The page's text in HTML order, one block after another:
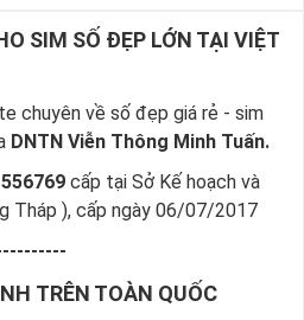
Sim Hợp Mệnh
cung cấp sim phong thủysim
uy tín chất lượng.
thường mất nhiều thời gian ở
mua được sim hop menh Moc là
SIM SỐ ĐẸP LỚN TẠI VIỆT
chuyên về số đẹp giá rẻ - sim
DNTN Viễn Thông Minh Tuấn.
cấp tại Sở Kế hoạch và
Tháp ), cấp ngày 06/07/2017
TRÊN TOÀN QUỐC